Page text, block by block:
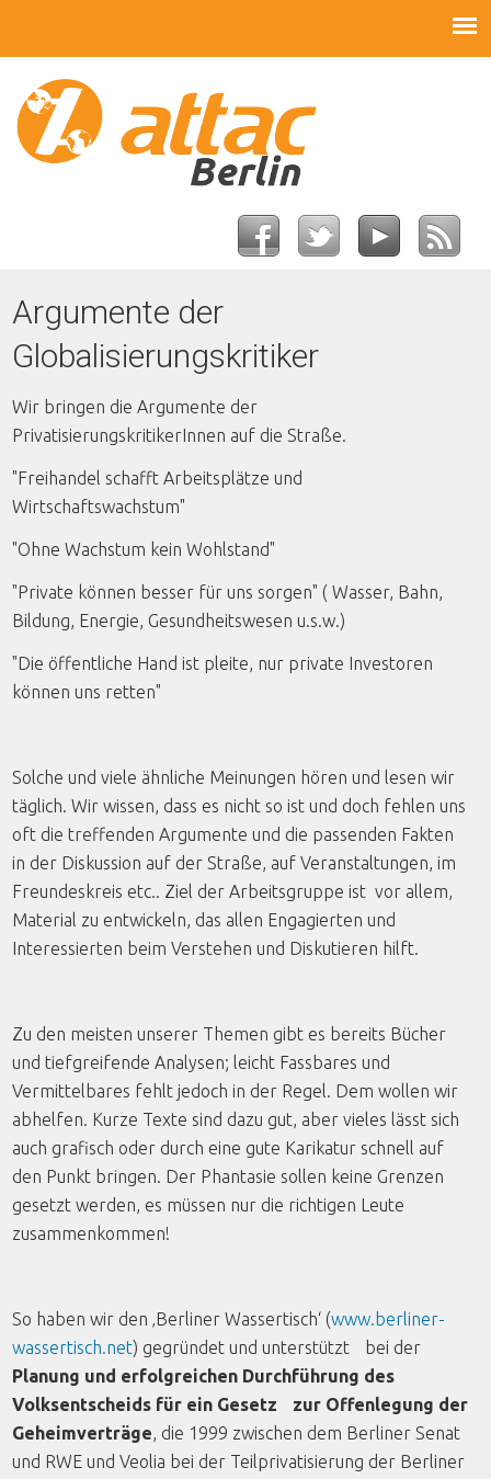
Argumente der
Globalisierungskritiker
Wir bringen die Argumente der
PrivatisierungskritikerInnen auf die Straße.
"Freihandel schafft Arbeitsplätze und
Wirtschaftswachstum"
"Ohne Wachstum kein Wohlstand"
"Private können besser für uns sorgen" ( Wasser, Bahn,
Bildung, Energie, Gesundheitswesen u.s.w.)
"Die öffentliche Hand ist pleite, nur private Investoren
können uns retten"
Solche und viele ähnliche Meinungen hören und lesen wir
täglich. Wir wissen, dass es nicht so ist und doch fehlen uns
oft die treffenden Argumente und die passenden Fakten
in der Diskussion auf der Straße, auf Veranstaltungen, im
Freundeskreis etc.. Ziel der Arbeitsgruppe ist vor allem,
Material zu entwickeln, das allen Engagierten und
Interessierten beim Verstehen und Diskutieren hilft.
Zu den meisten unserer Themen gibt es bereits Bücher
und tiefgreifende Analysen; leicht Fassbares und
Vermittelbares fehlt jedoch in der Regel. Dem wollen wir
abhelfen. Kurze Texte sind dazu gut, aber vieles lässt sich
auch grafisch oder durch eine gute Karikatur schnell auf
den Punkt bringen. Der Phantasie sollen keine Grenzen
gesetzt werden, es müssen nur die richtigen Leute
zusammenkommen!
So haben wir den ‚Berliner Wassertisch‘ (www.berliner-
wassertisch.net) gegründet und unterstützt bei der
Planung und erfolgreichen Durchführung des
Volksentscheids für ein Gesetz zur Offenlegung der
Geheimverträge, die 1999 zwischen dem Berliner Senat
und RWE und Veolia bei der Teilprivatisierung der Berliner